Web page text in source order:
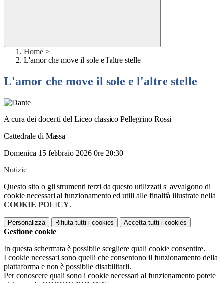
Home >
L'amor che move il sole e l'altre stelle
L'amor che move il sole e l'altre stelle
A cura dei docenti del Liceo classico Pellegrino Rossi
Cattedrale di Massa
Domenica 15 febbraio 2026 0re 20:30
Notizie
Questo sito o gli strumenti terzi da questo utilizzati si avvalgono di
cookie necessari al funzionamento ed utili alle finalità illustrate nella
COOKIE POLICY.
Personalizza Rifiuta tutti i cookies Accetta tutti i cookies
Gestione cookie
In questa schermata è possibile scegliere quali cookie consentire.
I cookie necessari sono quelli che consentono il funzionamento della
piattaforma e non è possibile disabilitarli.
Per conoscere quali sono i cookie necessari al funzionamento potete